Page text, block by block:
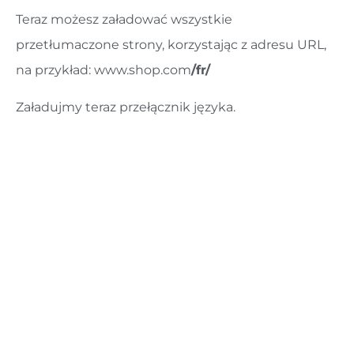
Teraz możesz załadować wszystkie
przetłumaczone strony, korzystając z adresu URL,
na przykład: www.shop.com/fr/
Załadujmy teraz przełącznik języka.